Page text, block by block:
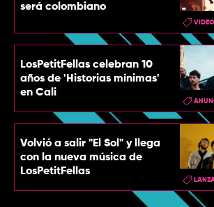
será colombiano
LosPetitFellas celebran 10
años de 'Historias mínimas'
en Cali
Volvió a salir "El Sol" y llega
con la nueva música de
LosPetitFellas